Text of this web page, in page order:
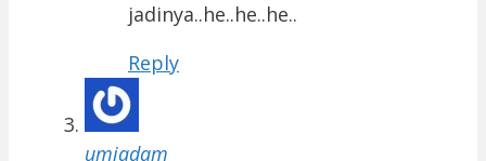
jadinya..he..he..he..
Reply
umiadam